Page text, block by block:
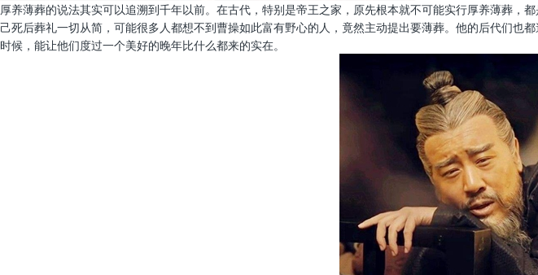
厚养薄葬的说法其实可以追溯到千年以前。在古代，特别是帝王之家，原先根本就不可能实行厚养薄葬
己死后葬礼一切从简，可能很多人都想不到曹操如此富有野心的人，竟然主动提出要薄葬。他的后代们
时候，能让他们度过一个美好的晚年比什么都来的实在。